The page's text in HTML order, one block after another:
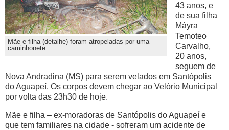
Mãe e filha (detalhe) foram atropeladas por uma
caminhonete
43 anos, e
de sua filha
Máyra
Temoteo
Carvalho,
20 anos,
seguem de
Nova Andradina (MS) para serem velados em Santópolis
do Aguapeí. Os corpos devem chegar ao Velório Municipal
por volta das 23h30 de hoje.
Mãe e filha – ex-moradoras de Santópolis do Aguapeí e
que tem familiares na cidade - sofreram um acidente de